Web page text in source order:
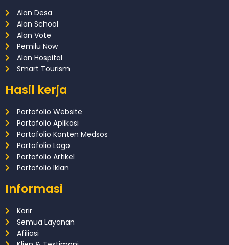
Alan Desa
Alan School
Alan Vote
Pemilu Now
Alan Hospital
Smart Tourism
Hasil kerja
Portofolio Website
Portofolio Aplikasi
Portofolio Konten Medsos
Portofolio Logo
Portofolio Artikel
Portofolio Iklan
Informasi
Karir
Semua Layanan
Afiliasi